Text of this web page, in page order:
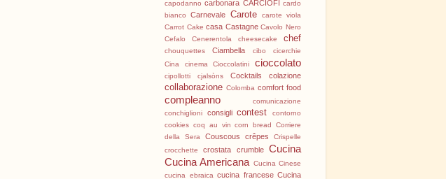
capodanno carbonara CARCIOFI
cardo
bianco
Carnevale Carote
carote viola
Carrot Cake casa Castagne Cavolo Nero
Cefalo
Cenerentola cheesecake chef
chouquettes Ciambella cibo
cicerchie
Cina
cinema Cioccolatini cioccolato
cipollotti cjalsòns Cocktails colazione
collaborazione Colomba comfort food
compleanno
comunicazione
conchiglioni
consigli contest
contorno
cookies coq au vin corn bread
Corriere
della Sera
Couscous crêpes
Crispelle
crocchette
crostata crumble
Cucina
Cucina Americana Cucina Cinese
cucina ebraica cucina francese Cucina